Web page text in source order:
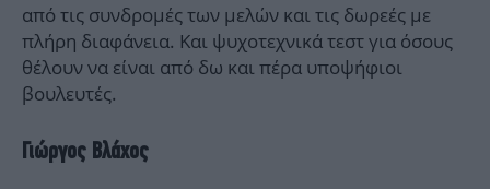
από τις συνδρομές των μελών και τις δωρεές με
πλήρη διαφάνεια. Και ψυχοτεχνικά τεστ για όσους
θέλουν να είναι από δω και πέρα υποψήφιοι
βουλευτές.
Γιώργος Βλάχος